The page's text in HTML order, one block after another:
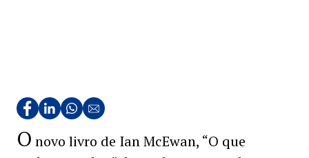
O novo livro de Ian McEwan, “O que